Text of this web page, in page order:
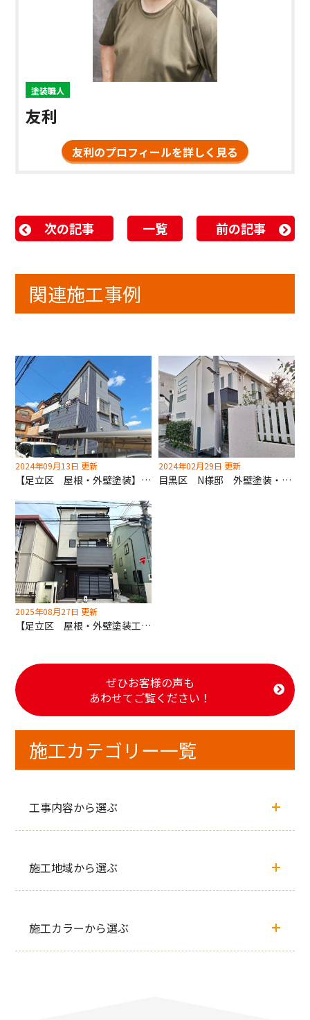
塗装職人
友利
友利のプロフィールを詳しく見る
次の記事 一覧 前の記事
関連施工事例
2024年09月13日 更新
【足立区 屋根・外壁塗装】艶ありグレーの輝き！ぜひご覧ください！.
2024年02月29日 更新
目黒区 N様邸 外壁塗装・屋根(遮熱)工事
2025年08月27日 更新
【足立区 屋根・外壁塗装工事】足立区助成金使用！申請は深井塗装にお任せください！
ぜひお客様の声も
あわせてご覧ください！
施工カテゴリー一覧
工事内容から選ぶ
施工地域から選ぶ
施工カラーから選ぶ